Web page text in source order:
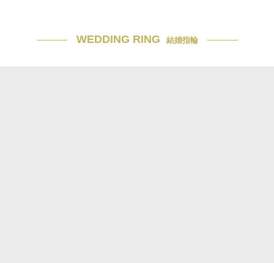
WEDDING RING 結婚指輪